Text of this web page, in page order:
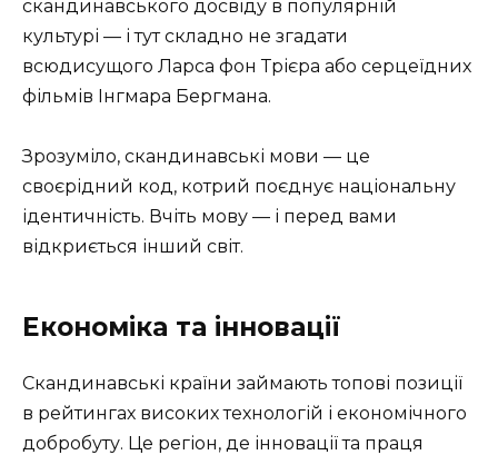
скандинавського досвіду в популярній
культурі — і тут складно не згадати
всюдисущого Ларса фон Трієра або серцеїдних
фільмів Інгмара Бергмана.
Зрозуміло, скандинавські мови — це
своєрідний код, котрий поєднує національну
ідентичність. Вчіть мову — і перед вами
відкриється інший світ.
Економіка та інновації
Скандинавські країни займають топові позиції
в рейтингах високих технологій і економічного
добробуту. Це регіон, де інновації та праця